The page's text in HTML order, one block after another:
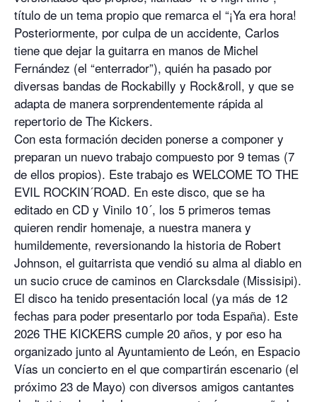
título de un tema propio que remarca el “¡Ya era hora!
Posteriormente, por culpa de un accidente, Carlos
tiene que dejar la guitarra en manos de Michel
Fernández (el “enterrador”), quién ha pasado por
diversas bandas de Rockabilly y Rock&roll, y que se
adapta de manera sorprendentemente rápida al
repertorio de The Kickers.
Con esta formación deciden ponerse a componer y
preparan un nuevo trabajo compuesto por 9 temas (7
de ellos propios). Este trabajo es WELCOME TO THE
EVIL ROCKIN´ROAD. En este disco, que se ha
editado en CD y Vinilo 10´, los 5 primeros temas
quieren rendir homenaje, a nuestra manera y
humildemente, reversionando la historia de Robert
Johnson, el guitarrista que vendió su alma al diablo en
un sucio cruce de caminos en Clarcksdale (Missisipi).
El disco ha tenido presentación local (ya más de 12
fechas para poder presentarlo por toda España). Este
2026 THE KICKERS cumple 20 años, y por eso ha
organizado junto al Ayuntamiento de León, en Espacio
Vías un concierto en el que compartirán escenario (el
próximo 23 de Mayo) con diversos amigos cantantes